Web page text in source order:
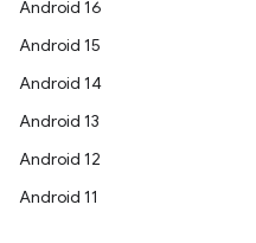
Android 16
Android 15
Android 14
Android 13
Android 12
Android 11